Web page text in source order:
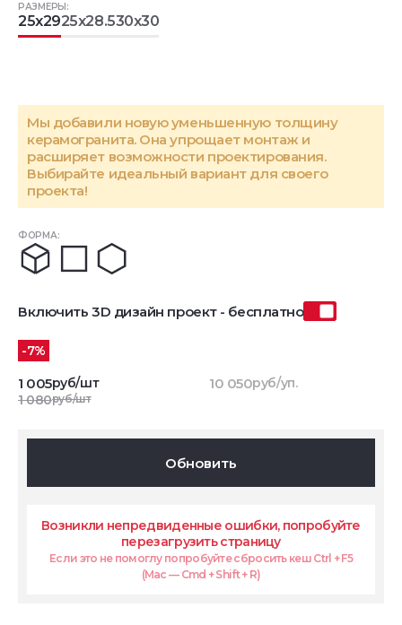
ФОРМА:
РАЗМЕРЫ:
25x2925x28.530x30
Мы добавили новую уменьшенную толщину
керамогранита. Она упрощает монтаж и
расширяет возможности проектирования.
Выбирайте идеальный вариант для своего
проекта!
Включить 3D дизайн проект - бесплатно
-7%
1 005руб/шт
1 080руб/шт
10 050руб/уп.
Обновить
Возникли непредвиденные ошибки, попробуйте
перезагрузить страницу
Если это не помоглу попробуйте сбросить кеш Ctrl + F5
(Mac — Cmd + Shift + R)